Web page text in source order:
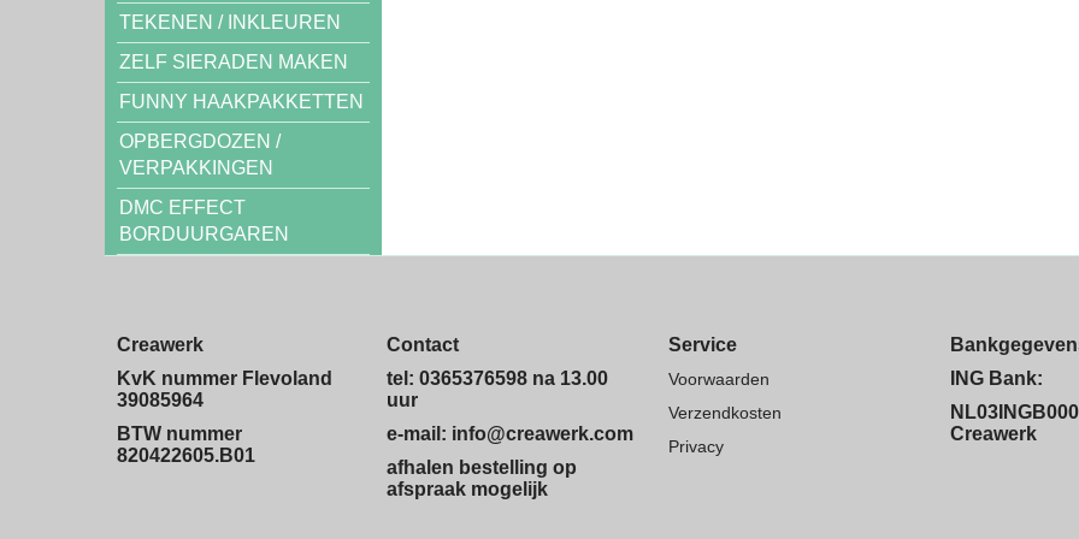
TEKENEN / INKLEUREN
ZELF SIERADEN MAKEN
FUNNY HAAKPAKKETTEN
OPBERGDOZEN /
VERPAKKINGEN
DMC EFFECT
BORDUURGAREN
Creawerk
KvK nummer Flevoland
39085964
BTW nummer
820422605.B01
Contact
tel: 0365376598 na 13.00
uur
e-mail: info@creawerk.com
afhalen bestelling op
afspraak mogelijk
Service
Voorwaarden
Verzendkosten
Privacy
ING Bank:
Creawerk